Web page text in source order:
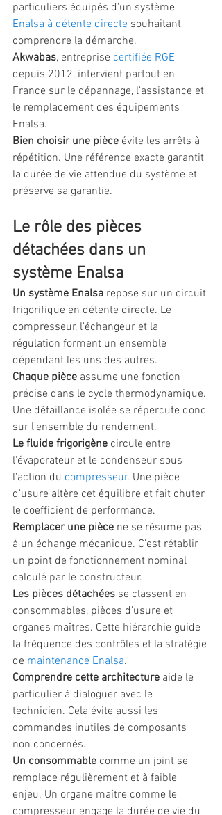
particuliers équipés d'un système
Enalsa à détente directe souhaitant
comprendre la démarche.
Akwabas, entreprise certifiée RGE
depuis 2012, intervient partout en
France sur le dépannage, l'assistance et
le remplacement des équipements
Enalsa.
Bien choisir une pièce évite les arrêts à
répétition. Une référence exacte garantit
la durée de vie attendue du système et
préserve sa garantie.
Le rôle des pièces
détachées dans un
système Enalsa
Un système Enalsa repose sur un circuit
frigorifique en détente directe. Le
compresseur, l'échangeur et la
régulation forment un ensemble
dépendant les uns des autres.
Chaque pièce assume une fonction
précise dans le cycle thermodynamique.
Une défaillance isolée se répercute donc
sur l'ensemble du rendement.
Le fluide frigorigène circule entre
l'évaporateur et le condenseur sous
l'action du compresseur. Une pièce
d'usure altère cet équilibre et fait chuter
le coefficient de performance.
Remplacer une pièce ne se résume pas
à un échange mécanique. C'est rétablir
un point de fonctionnement nominal
calculé par le constructeur.
Les pièces détachées se classent en
consommables, pièces d'usure et
organes maîtres. Cette hiérarchie guide
la fréquence des contrôles et la stratégie
de maintenance Enalsa.
Comprendre cette architecture aide le
particulier à dialoguer avec le
technicien. Cela évite aussi les
commandes inutiles de composants
non concernés.
Un consommable comme un joint se
remplace régulièrement et à faible
enjeu. Un organe maître comme le
compresseur engage la durée de vie du